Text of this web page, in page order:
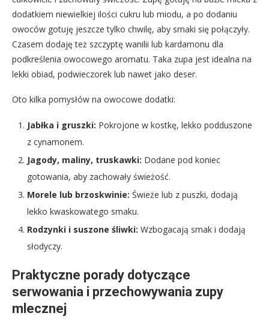
dodatkiem niewielkiej ilości cukru lub miodu, a po dodaniu
owoców gotuję jeszcze tylko chwilę, aby smaki się połączyły.
Czasem dodaję też szczyptę wanilii lub kardamonu dla
podkreślenia owocowego aromatu. Taka zupa jest idealna na
lekki obiad, podwieczorek lub nawet jako deser.
Oto kilka pomysłów na owocowe dodatki:
Jabłka i gruszki: Pokrojone w kostkę, lekko podduszone
z cynamonem.
Jagody, maliny, truskawki: Dodane pod koniec
gotowania, aby zachowały świeżość.
Morele lub brzoskwinie: Świeże lub z puszki, dodają
lekko kwaskowatego smaku.
Rodzynki i suszone śliwki: Wzbogacają smak i dodają
słodyczy.
Praktyczne porady dotyczące
serwowania i przechowywania zupy
mlecznej